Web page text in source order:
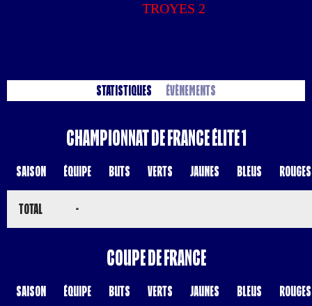
TROYES 2
Statistiques Évènements
Championnat de France Élite 1
Saison Équipe Buts Verts Jaunes Bleus Rouges
Total -
Coupe de France
Saison Équipe Buts Verts Jaunes Bleus Rouges